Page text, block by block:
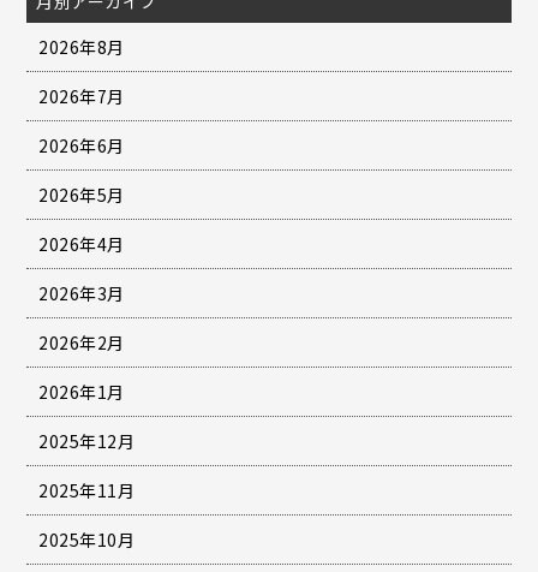
2026年8月
2026年7月
2026年6月
2026年5月
2026年4月
2026年3月
2026年2月
2026年1月
2025年12月
2025年11月
2025年10月